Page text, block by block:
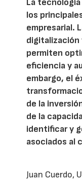
La
los
empresarial.
digitalización
permiten
eficiencia y
embargo, el
de la
de la
identificar y
asociados al
Juan Cuerdo,